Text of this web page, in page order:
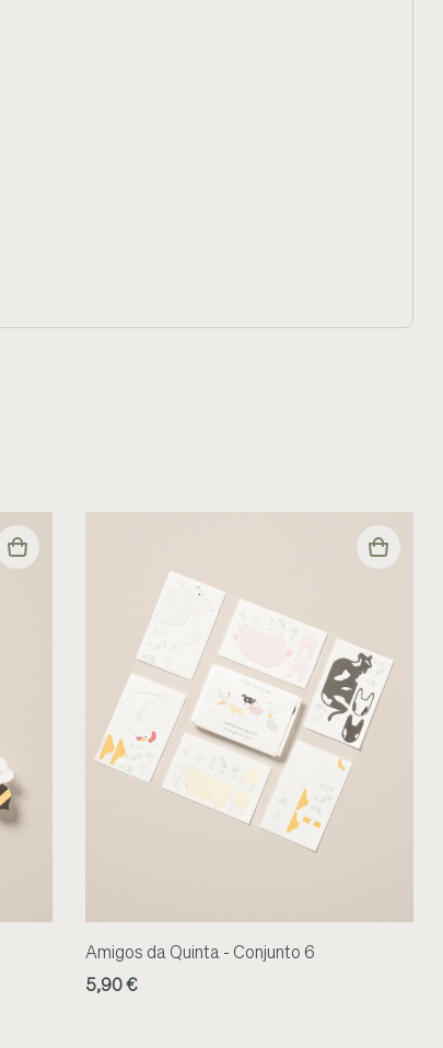
Amigos da Quinta - Conjunto 6
5,90 €